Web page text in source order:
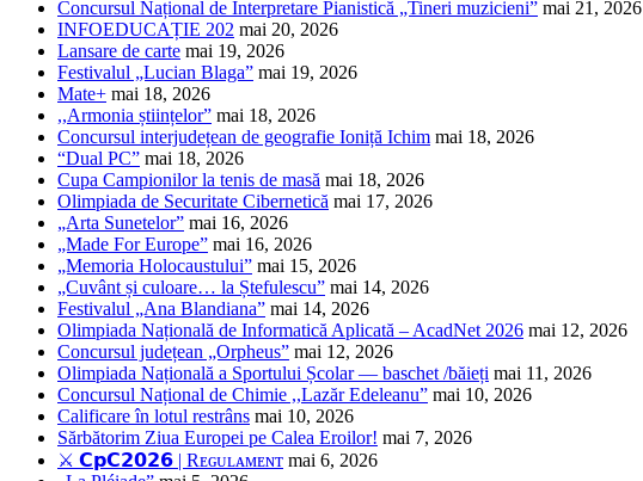
Concursul Național de Interpretare Pianistică „Tineri muzicieni” mai 21, 2026
INFOEDUCAȚIE 202 mai 20, 2026
Lansare de carte mai 19, 2026
Festivalul „Lucian Blaga” mai 19, 2026
Mate+ mai 18, 2026
,,Armonia științelor” mai 18, 2026
Concursul interjudețean de geografie Ioniță Ichim mai 18, 2026
“Dual PC” mai 18, 2026
Cupa Campionilor la tenis de masă mai 18, 2026
Olimpiada de Securitate Cibernetică mai 17, 2026
„Arta Sunetelor” mai 16, 2026
„Made For Europe” mai 16, 2026
„Memoria Holocaustului” mai 15, 2026
„Cuvânt și culoare… la Ștefulescu” mai 14, 2026
Festivalul „Ana Blandiana” mai 14, 2026
Olimpiada Națională de Informatică Aplicată – AcadNet 2026 mai 12, 2026
Concursul județean „Orpheus” mai 12, 2026
Olimpiada Națională a Sportului Școlar — baschet /băieți mai 11, 2026
Concursul Național de Chimie ,,Lazăr Edeleanu” mai 10, 2026
Calificare în lotul restrâns mai 10, 2026
Sărbătorim Ziua Europei pe Calea Eroilor! mai 7, 2026
⚔️ 𝗖𝗽𝗖𝟮𝟬𝟮𝟲 | Rᴇɢᴜʟᴀᴍᴇɴᴛ mai 6, 2026